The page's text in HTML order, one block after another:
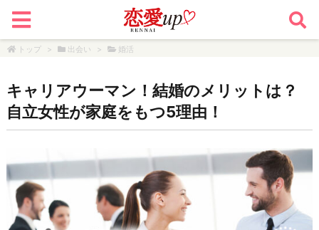
トップ > 出会い > 婚活
キャリアウーマン！結婚のメリットは？
自立女性が家庭をもつ5理由！